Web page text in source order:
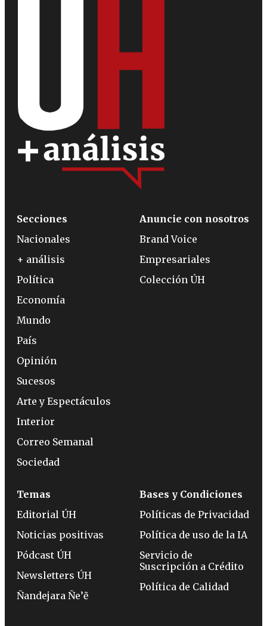
Secciones
Nacionales
+ análisis
Política
Economía
Mundo
País
Opinión
Sucesos
Arte y Espectáculos
Interior
Correo Semanal
Sociedad
Anuncie con nosotros
Brand Voice
Empresariales
Colección ÚH
Temas
Editorial ÚH
Noticias positivas
Pódcast ÚH
Newsletters ÚH
Ñandejara Ñe’ẽ
Bases y Condiciones
Políticas de Privacidad
Política de uso de la IA
Servicio de
Suscripción a Crédito
Política de Calidad